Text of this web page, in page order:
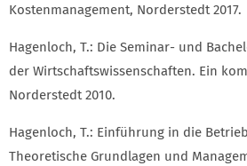
Kostenmanagement, Norderstedt 2017.
Hagenloch, T.: Die Seminar- und
der Wirtschaftswissenschaften. Ein
Norderstedt 2010.
Hagenloch, T.: Einführung in die
Theoretische Grundlagen und